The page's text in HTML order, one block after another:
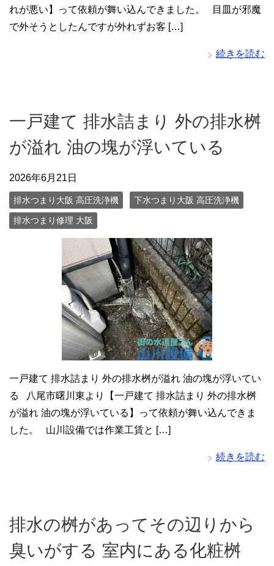
れが悪い】って依頼が舞い込んできました。 目皿が邪魔
で外そうとしたんですが外れずお客 […]
続きを読む
一戸建て 排水詰まり 外の排水桝
が溢れ 油の塊が浮いている
2026年6月21日
排水つまり大阪 高圧洗浄機 下水つまり大阪 高圧洗浄機
排水つまり修理 大阪
一戸建て 排水詰まり 外の排水桝が溢れ 油の塊が浮いてい
る 八尾市曙川東より【一戸建て 排水詰まり 外の排水桝
が溢れ 油の塊が浮いている】って依頼が舞い込んできま
した。 山川設備では作業工賃と […]
続きを読む
排水の桝があってその辺りから
臭いがする 室内にある化粧桝